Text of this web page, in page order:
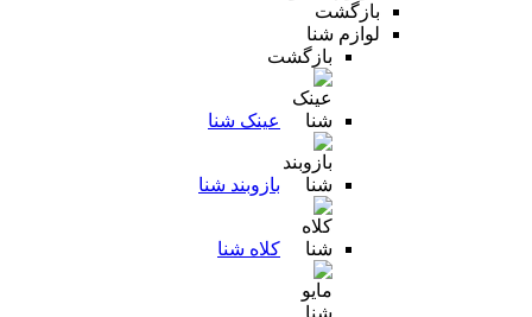
بازگشت
لوازم شنا
بازگشت
عینک شنا
بازوبند شنا
کلاه شنا